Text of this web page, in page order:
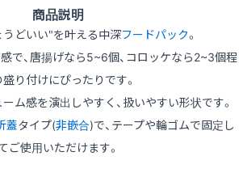
商品説明
どいい"を叶える中深フードパック。
で、唐揚げなら5~6個、コロッケなら2~3個程
り付けにぴったりです。
ム感を演出しやすく、扱いやすい形状です。
蓋タイプ(非嵌合)で、テープや輪ゴムで固定し
ご使用いただけます。